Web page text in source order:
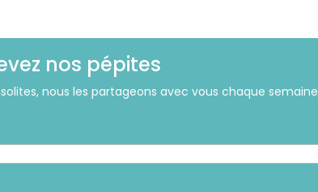
nos pépites
nous les partageons avec vous chaque semaine